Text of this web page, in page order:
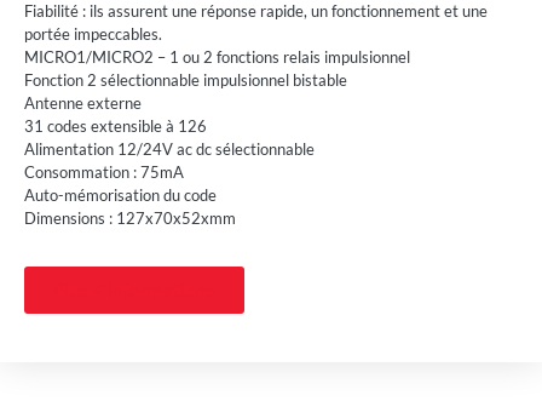
Fiabilité : ils assurent une réponse rapide, un fonctionnement et une
portée impeccables.
MICRO1/MICRO2 – 1 ou 2 fonctions relais impulsionnel
Fonction 2 sélectionnable impulsionnel bistable
Antenne externe
31 codes extensible à 126
Alimentation 12/24V ac dc sélectionnable
Consommation : 75mA
Auto-mémorisation du code
Dimensions : 127x70x52xmm